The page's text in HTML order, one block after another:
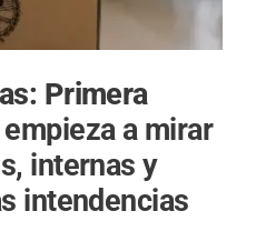
Primera
a mirar
internas y
intendencias